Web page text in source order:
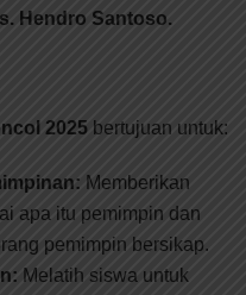
Hendro Santoso.
2025 bertujuan untuk:
Memberikan
apa itu pemimpin dan
pemimpin bersikap.
Melatih siswa untuk